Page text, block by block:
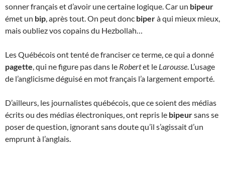
sonner français et d’avoir une certaine logique. Car un bipeur
émet un bip, après tout. On peut donc biperà qui mieux mieux,
mais oubliez vos copains du Hezbollah…
Les Québécois ont tenté de franciser ce terme, ce qui a donné
pagette, qui ne figure pas dans le Robertet le Larousse. L’usage
de l’anglicisme déguisé en mot français l’a largement emporté.
D’ailleurs, les journalistes québécois, que ce soient des médias
écrits ou des médias électroniques, ont repris le bipeursans se
poser de question, ignorant sans doute qu’il s’agissait d’un
emprunt à l’anglais.